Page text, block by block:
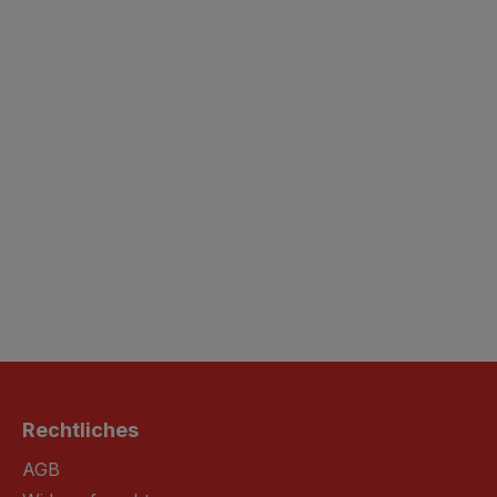
Rechtliches
AGB